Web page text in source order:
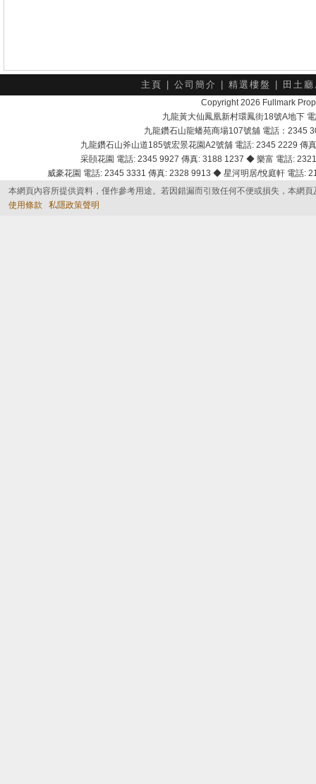
主頁 公司簡介 精選樓盤 田土
Copyright 2026 Fullmark
九龍黃大仙鳳凰新村環鳳街18號A地下
九龍鑽石山龍蟠苑商場107號舖 電話：2345
九龍鑽石山斧山道185號宏景花園A2號舖 電話: 2345 2229
采頣花園 電話: 2345 9927 傳真: 3188 1237 ◆ 樂富 電話:
威豪花園 電話: 2345 3331 傳真: 2328 9913 ◆ 星河明居/悅庭軒 電話
本網頁內容所提供資料，僅作參考用途。若因錯漏而引致任何不便或損失，本網
使用條款
私隱政策聲明